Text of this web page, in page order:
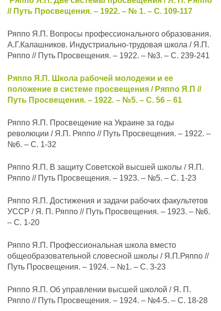
// Путь Просвещения. – 1922. – № 1. – С. 109-117
Ряппо Я.П. Вопросы профессионального образования.
А.Г.Калашников. Индустриально-трудовая школа / Я.П.
Ряппо // Путь Просвещения. – 1922. – №3. – С. 239-241
Ряппо Я.П. Школа рабочей молодежи и ее
положение в системе просвещения / Ряппо Я.П //
Путь Просвещения. – 1922. – №5. – С. 56 – 61
Ряппо Я.П. Просвещение на Украине за годы
революции / Я.П. Ряппо // Путь Просвещения. – 1922. –
№6. – С. 1-32
Ряппо Я.П. В защиту Советской высшей школы / Я.П.
Ряппо // Путь Просвещения. – 1923. – №5. – С. 1-23
Ряппо Я.П. Достижения и задачи рабочих факультетов
УССР / Я. П. Ряппо // Путь Просвещения. – 1923. – №6.
– С. 1-20
Ряппо Я.П. Профессиональная школа вместо
общеобразовательной словесной школы / Я.П.Ряппо //
Путь Просвещения. – 1924. – №1. – С. 3-23
Ряппо Я.П. Об управлении высшей школой / Я. П.
Ряппо // Путь Просвещения. – 1924. – №4-5. – С. 18-28